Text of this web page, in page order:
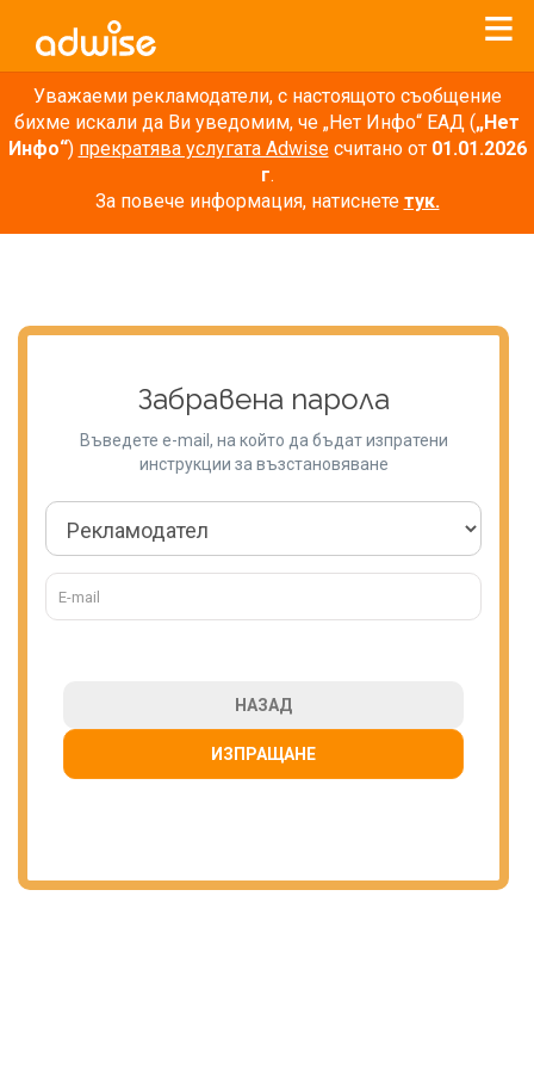
Уважаеми рекламодатели, с настоящото съобщение
бихме искали да Ви уведомим, че „Нет Инфо“ ЕАД („Нет
Инфо“) прекратява услугата Adwiseсчитано от 01.01.2026
г.
За повече информация, натиснете тук.
Забравена парола
Въведете e-mail, на който да бъдат изпратени
инструкции за възстановяване
НАЗАД
ИЗПРАЩАНЕ